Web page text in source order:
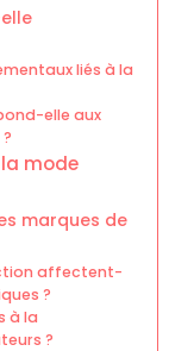
liés à la
elle aux
mode
marques de
affectent-
?
à la
?